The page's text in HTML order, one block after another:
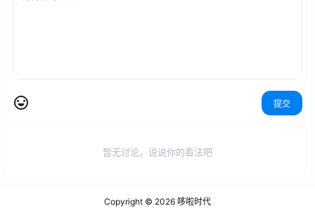
提交
暂无讨论，说说你的看法吧
Copyright © 2026 哆啦时代